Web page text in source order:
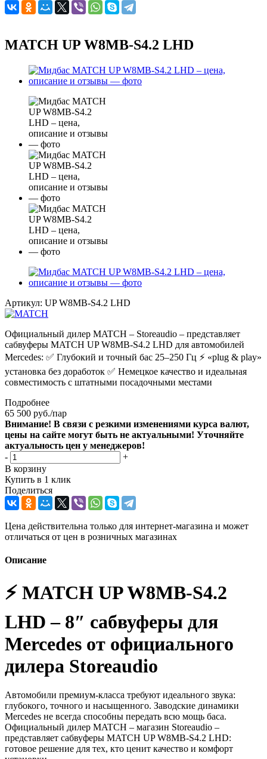
MATCH UP W8MB-S4.2 LHD
Артикул: UP W8MB-S4.2 LHD
Официальный дилер MATCH – Storeaudio – представляет
сабвуферы MATCH UP W8MB-S4.2 LHD для автомобилей
Mercedes: ✅ Глубокий и точный бас 25–250 Гц ⚡️ «plug & play»
установка без доработок ✅ Немецкое качество и идеальная
совместимость с штатными посадочными местами
Подробнее
65 500 руб./пар
Внимание! В связи с резкими изменениями курса валют,
цены на сайте могут быть не актуальными! Уточняйте
актуальность цен у менеджеров!
-
+
В корзину
Купить в 1 клик
Поделиться
Цена действительна только для интернет-магазина и может
отличаться от цен в розничных магазинах
Описание
⚡️ MATCH UP W8MB-S4.2
LHD – 8″ сабвуферы для
Mercedes от официального
дилера Storeaudio
Автомобили премиум-класса требуют идеального звука:
глубокого, точного и насыщенного. Заводские динамики
Mercedes не всегда способны передать всю мощь баса.
Официальный дилер MATCH – магазин Storeaudio –
представляет сабвуферы MATCH UP W8MB-S4.2 LHD:
готовое решение для тех, кто ценит качество и комфорт